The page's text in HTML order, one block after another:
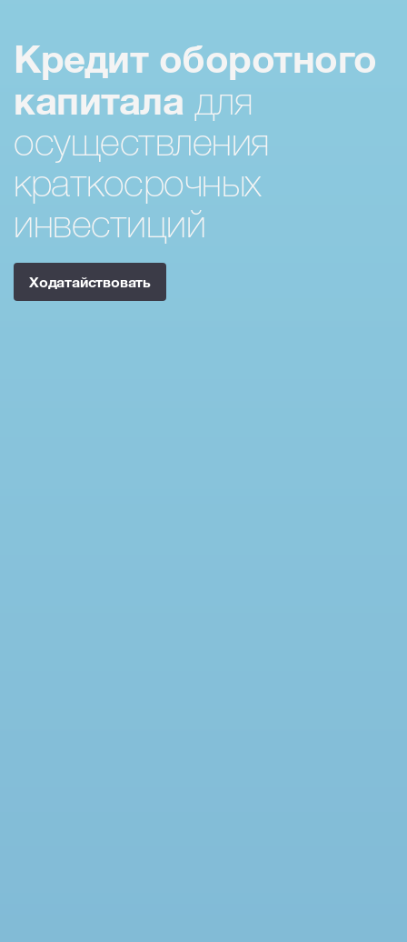
Кредит оборотного
капитала для
осуществления
краткосрочных
инвестиций
Ходатайствовать